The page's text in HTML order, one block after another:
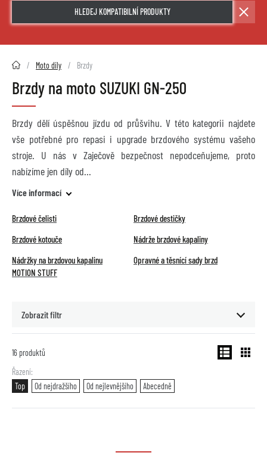
HLEDEJ KOMPATIBILNÍ PRODUKTY
2HMOTO.cz Moto díly Brzdy
Brzdy na moto SUZUKI GN-250
Brzdy dělí úspěšnou jízdu od průšvihu. V této kategorii najdete
vše potřebné pro repasi i upgrade brzdového systému vašeho
stroje. U nás v Zaječově bezpečnost nepodceňujeme, proto
nabízíme jen díly od
Více informací
Brzdové čelisti
Brzdové destičky
Brzdové kotouče
Nádrže brzdové kapaliny
Nádržky na brzdovou kapalinu
MOTION STUFF
Opravné a těsnící sady brzd
Zobrazit filtr
16 produktů
Řazení
Top
Od nejdražšího Od nejlevnějšího Abecedně